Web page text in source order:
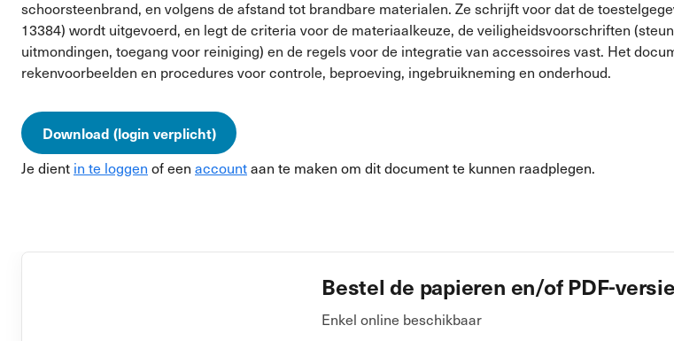
schoorsteenbrand, en volgens de afstand tot brandbare materialen. Ze schrijft voor dat de
13384) wordt uitgevoerd, en legt de criteria voor de materiaalkeuze, de veiligheidsvoorschriften
uitmondingen, toegang voor reiniging) en de regels voor de integratie van accessoires vast. Het
rekenvoorbeelden en procedures voor controle, beproeving, ingebruikneming en onderhoud.
Download (login verplicht)
Je dient in te loggen of een accountaan te maken om dit document te kunnen raadplegen.
Bestel de papieren en/of PDF-
Enkel online beschikbaar